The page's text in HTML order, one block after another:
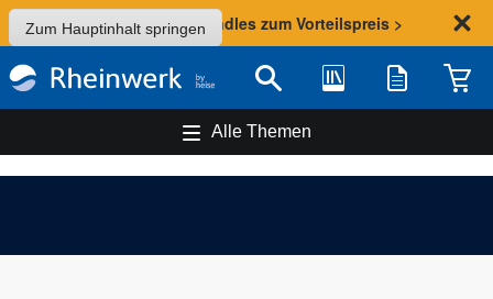
Zum Hauptinhalt springen
Sommer-Aktion: Bundles zum Vorteilspreis >
Suche Bibliothek Merkliste
Alle Themen